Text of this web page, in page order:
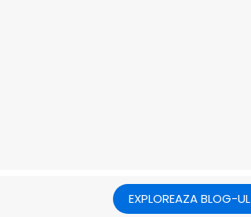
EXPLOREAZA BLOG-UL